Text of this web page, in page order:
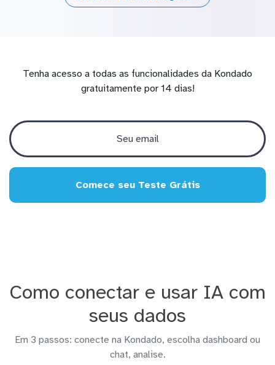
Tenha acesso a todas as funcionalidades da Kondado
gratuitamente por 14 dias!
Comece seu Teste Grátis
Como conectar e usar IA com
seus dados
Em 3 passos: conecte na Kondado, escolha dashboard ou
chat, analise.